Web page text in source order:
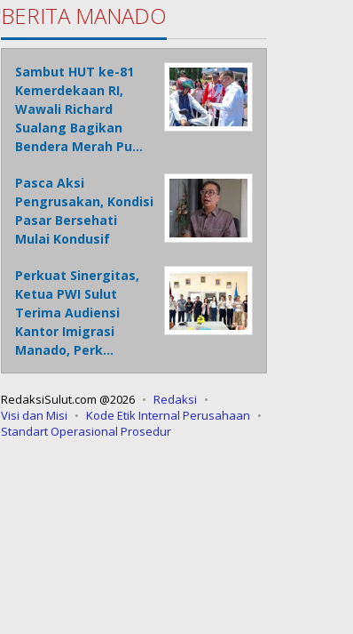
BERITA MANADO
Sambut HUT ke-81
Kemerdekaan RI,
Wawali Richard
Sualang Bagikan
Bendera Merah Pu…
Pasca Aksi
Pengrusakan, Kondisi
Pasar Bersehati
Mulai Kondusif
Perkuat Sinergitas,
Ketua PWI Sulut
Terima Audiensi
Kantor Imigrasi
Manado, Perk…
RedaksiSulut.com @2026
Redaksi
Visi dan Misi
Kode Etik Internal Perusahaan
Standart Operasional Prosedur